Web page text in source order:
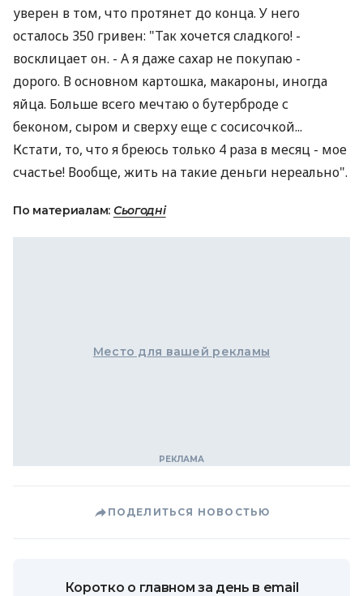
уверен в том, что протянет до конца. У него
осталось 350 гривен: "Так хочется сладкого! -
восклицает он. - А я даже сахар не покупаю -
дорого. В основном картошка, макароны, иногда
яйца. Больше всего мечтаю о бутерброде с
беконом, сыром и сверху еще с сосисочкой...
Кстати, то, что я бреюсь только 4 раза в месяц - мое
счастье! Вообще, жить на такие деньги нереально".
По материалам: Сьогодні
Место для вашей рекламы
ПОДЕЛИТЬСЯ НОВОСТЬЮ
Коротко о главном за день в email